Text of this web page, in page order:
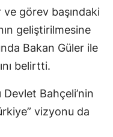
görev başındaki
geliştirilmesine
Bakan Güler ile
belirtti.
Bahçeli’nin
vizyonu da